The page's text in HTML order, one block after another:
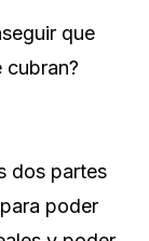
que
cubran?
dos partes
poder